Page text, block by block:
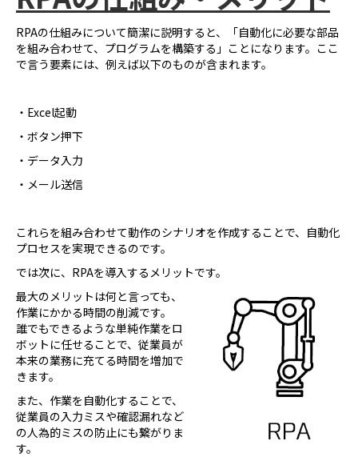
RPAの仕組みについて簡潔に説明すると、「自動化に必要な部品
を組み合わせて、プログラムを構築する」ことになります。ここ
で言う要素には、例えば以下のものが含まれます。
・Excel起動
・ボタン押下
・データ入力
・メール送信
これらを組み合わせて動作のシナリオを作成することで、自動化
プロセスを実現できるのです。
では次に、RPAを導入するメリットです。
最大のメリットは何と言っても、
作業にかかる時間の削減です。
誰でもできるような単純作業をロ
ボットに任せることで、従業員が
本来の業務に充てる時間を増加で
きます。
また、作業を自動化することで、
従業員の入力ミスや確認漏れなど
の人為的ミスの防止にも繋がりま
す。